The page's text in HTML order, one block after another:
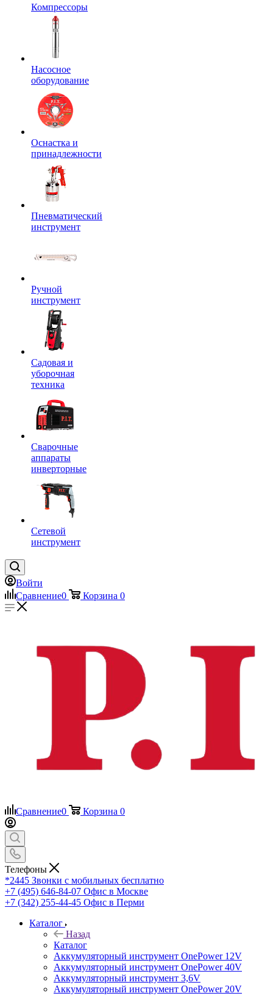
Компрессоры
Насосное
оборудование
Оснастка и
принадлежности
Пневматический
инструмент
Ручной
инструмент
Садовая и
уборочная
техника
Сварочные
аппараты
инверторные
Сетевой
инструмент
Войти
Сравнение0 Корзина 0
Сравнение0 Корзина 0
Телефоны
*2445 Звонки с мобильных бесплатно
+7 (495) 646-84-07 Офис в Москве
+7 (342) 255-44-45 Офис в Перми
Каталог
Назад
Каталог
Аккумуляторный инструмент OnePower 12V
Аккумуляторный инструмент OnePower 40V
Аккумуляторный инструмент 3,6V
Аккумуляторный инструмент OnePower 20V